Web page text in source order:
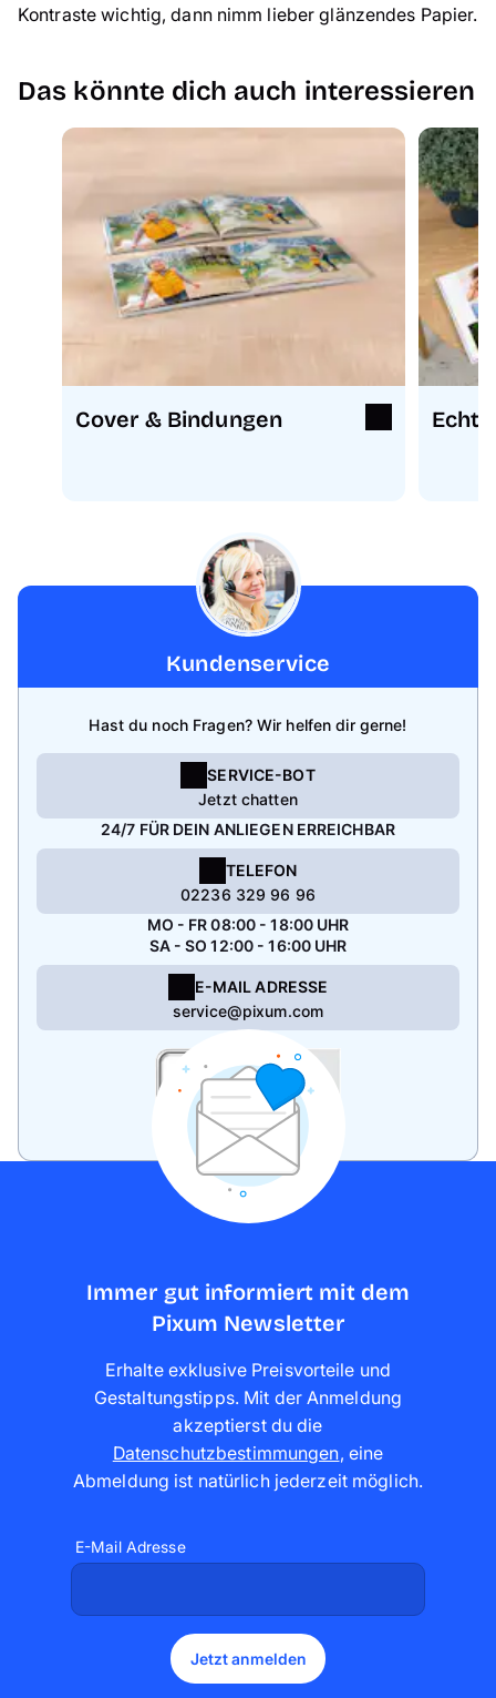
Kontraste wichtig, dann nimm lieber glänzendes Papier.
Das könnte dich auch interessieren
Cover & Bindungen
Kundenservice
Hast du noch Fragen? Wir helfen dir gerne!
SERVICE-BOT
Jetzt chatten
24/7 FÜR DEIN ANLIEGEN ERREICHBAR
TELEFON
02236 329 96 96
MO - FR 08:00 - 18:00 UHR
SA - SO 12:00 - 16:00 UHR
E-MAIL ADRESSE
service@pixum.com
Immer gut informiert mit dem
Pixum Newsletter
Erhalte exklusive Preisvorteile und
Gestaltungstipps. Mit der Anmeldung
akzeptierst du die
Datenschutzbestimmungen, eine
Abmeldung ist natürlich jederzeit möglich.
E-Mail Adresse
Jetzt anmelden